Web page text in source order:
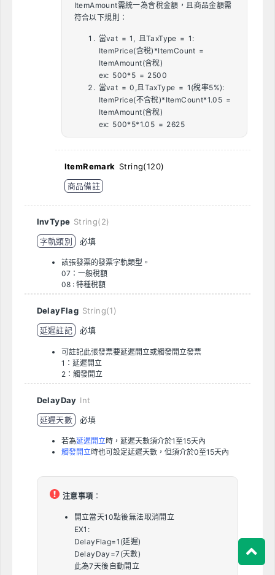
ItemAmount需統一為含稅金額，且商品金額需
符合以下規則：
當vat = 1, 且TaxType = 1:
ItemPrice(含稅)*ItemCount =
ItemAmount(含稅)
ex: 500*5 = 2500
當vat = 0,且TaxType = 1(稅率5%):
ItemPrice(不含稅)*ItemCount*1.05 =
ItemAmount(含稅)
ex: 500*5*1.05 = 2625
ItemRemark String(120)
商品備註
InvType String(2)
字軌類別
必填
該張發票的發票字軌類型。
07：一般稅額
08 : 特種稅額
DelayFlag String(1)
延遲註記
必填
可註記此張發票要延遲開立或觸發開立發票
1：延遲開立
2：觸發開立
DelayDay Int
延遲天數
必填
若為延遲開立時，延遲天數須介於1至15天內
觸發開立時也可設定延遲天數，但須介於0至15天內
注意事項 ：
開立當天10點後無法取消開立
EX1:
DelayFlag=1(延遲)
DelayDay=7(天數)
此為7天後自動開立